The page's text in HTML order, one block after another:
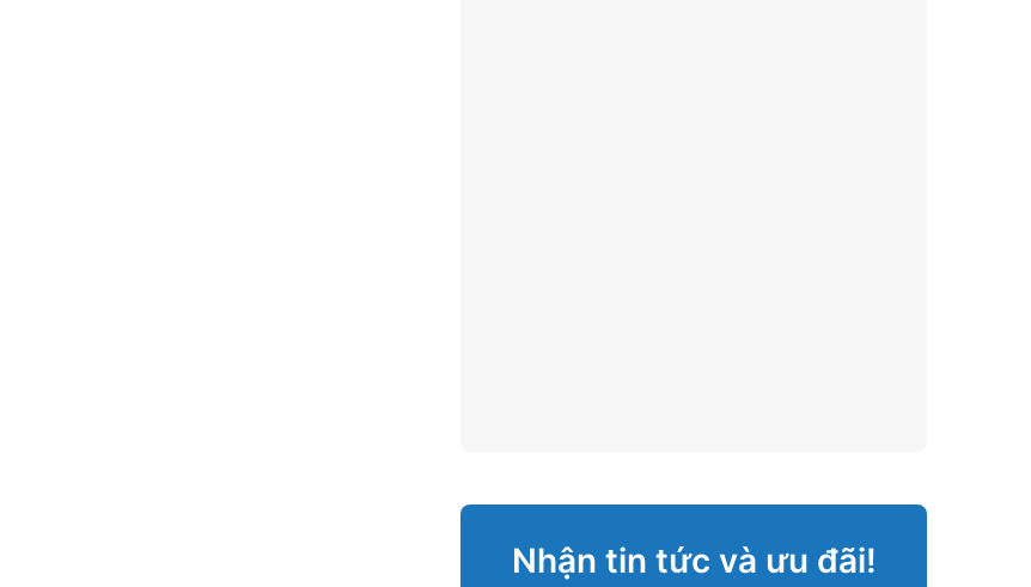
Nhận tin tức và ưu đãi!